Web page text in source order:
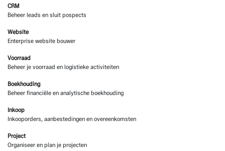
CRM
Beheer leads en sluit pospects
Website
Enterprise website bouwer
Voorraad
Beheer je voorraad en logistieke activiteiten
Boekhouding
Beheer financiële en analytische boekhouding
Inkoop
Inkooporders, aanbestedingen en overeenkomsten
Project
Organiseer en plan je projecten